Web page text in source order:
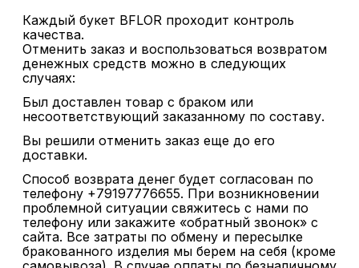
Каждый букет BFLOR проходит контроль
качества.
Отменить заказ и воспользоваться возвратом
денежных средств можно в следующих
случаях:
Был доставлен товар с браком или
несоответствующий заказанному по составу.
Вы решили отменить заказ еще до его
доставки.
Способ возврата денег будет согласован по
телефону +79197776655. При возникновении
проблемной ситуации свяжитесь с нами по
телефону или закажите «обратный звонок» с
сайта. Все затраты по обмену и пересылке
бракованного изделия мы берем на себя (кроме